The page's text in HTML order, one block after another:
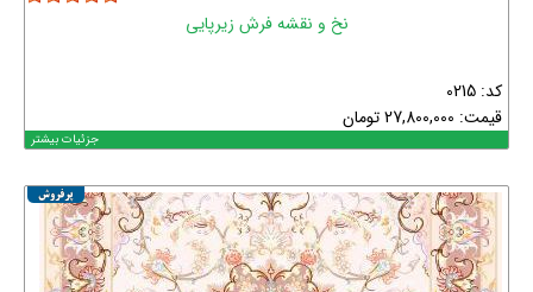
نخ و نقشه فرش زیرپایی
کد: 0215
قیمت: 27,800,000تومان
جزئیات بیشتر